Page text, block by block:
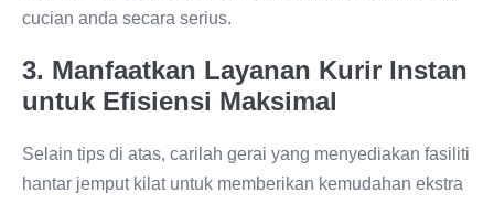
cucian anda secara serius.
3. Manfaatkan Layanan Kurir Instan
untuk Efisiensi Maksimal
Selain tips di atas, carilah gerai yang menyediakan fasiliti
hantar jemput kilat untuk memberikan kemudahan ekstra